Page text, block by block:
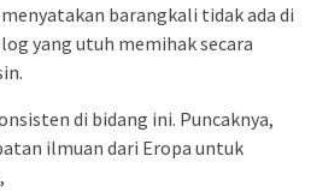
barangkali tidak ada di
yang utuh memihak secara
di bidang ini. Puncaknya,
ilmuan dari Eropa untuk